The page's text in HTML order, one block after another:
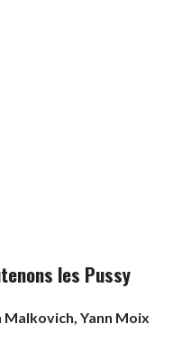
les Pussy
Yann Moix